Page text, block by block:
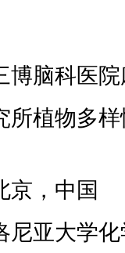
博脑科医
所植物多
京，中国
亚大学化